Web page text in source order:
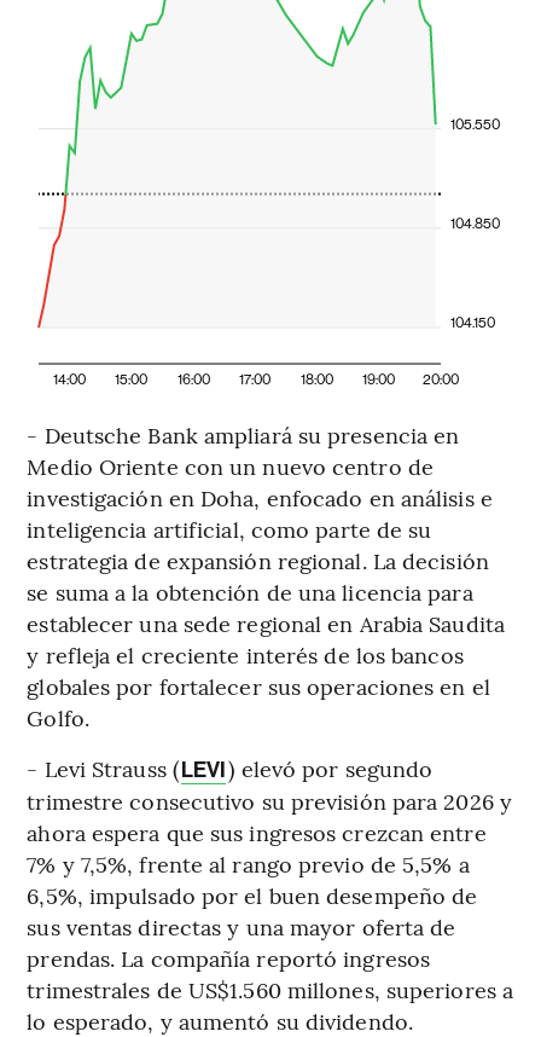
14:00 15:00 16:00 17:00 18:00 19:00 20:00
104.150
104.850
105.550
- Deutsche Bank ampliará su presencia en
Medio Oriente con un nuevo centro de
investigación en Doha, enfocado en análisis e
inteligencia artificial, como parte de su
estrategia de expansión regional. La decisión
se suma a la obtención de una licencia para
establecer una sede regional en Arabia Saudita
y refleja el creciente interés de los bancos
globales por fortalecer sus operaciones en el
Golfo.
- Levi Strauss (LEVI) elevó por segundo
trimestre consecutivo su previsión para 2026 y
ahora espera que sus ingresos crezcan entre
7% y 7,5%, frente al rango previo de 5,5% a
6,5%, impulsado por el buen desempeño de
sus ventas directas y una mayor oferta de
prendas. La compañía reportó ingresos
trimestrales de US$1.560 millones, superiores a
lo esperado, y aumentó su dividendo.